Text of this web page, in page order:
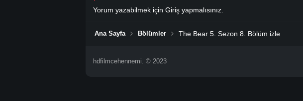
Yorum yazabilmek için Giriş yapmalısınız.
Ana Sayfa Bölümler The Bear 5. Sezon 8. Bölüm izle
hdfilmcehennemi. © 2023